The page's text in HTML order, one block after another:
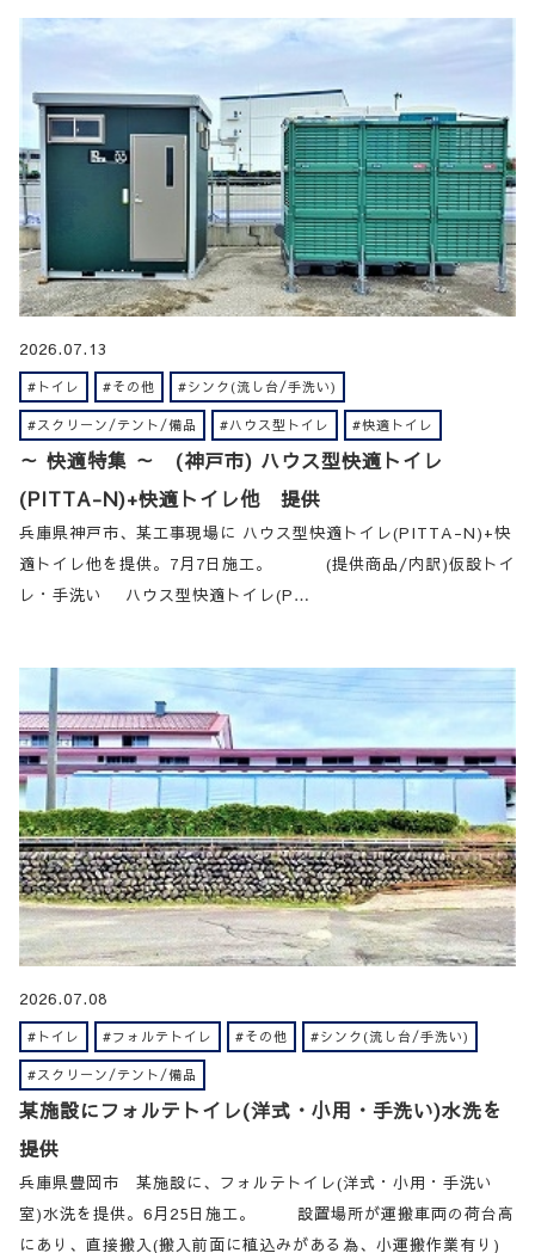
2026.07.13
#トイレ #その他 #シンク(流し台/手洗い)
#スクリーン/テント/備品 #ハウス型トイレ #快適トイレ
～ 快適特集 ～ (神戸市) ハウス型快適トイレ
(PITTA-N)+快適トイレ他 提供
兵庫県神戸市、某工事現場に ハウス型快適トイレ(PITTA-N)+快
適トイレ他を提供。7月7日施工。 (提供商品/内訳)仮設トイ
レ・手洗い ハウス型快適トイレ(P…
2026.07.08
#トイレ #フォルテトイレ #その他 #シンク(流し台/手洗い)
#スクリーン/テント/備品
某施設にフォルテトイレ(洋式・小用・手洗い)水洗を
提供
兵庫県豊岡市 某施設に、フォルテトイレ(洋式・小用・手洗い
室)水洗を提供。6月25日施工。 設置場所が運搬車両の荷台高
にあり、直接搬入(搬入前面に植込みがある為、小運搬作業有り)